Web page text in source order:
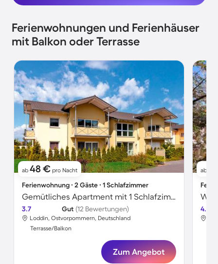
Ferienwohnungen und Ferienhäuser
mit Balkon oder Terrasse
ab 48 € pro Nacht
Ferienwohnung ∙ 2 Gäste ∙ 1 Schlafzimmer
Gemütliches Apartment mit 1 Schlafzimmer für 2 Personen
3.7 Gut (12 Bewertungen)
Loddin, Ostvorpommern, Deutschland
Terrasse/Balkon
Zum Angebot
ab
4.5